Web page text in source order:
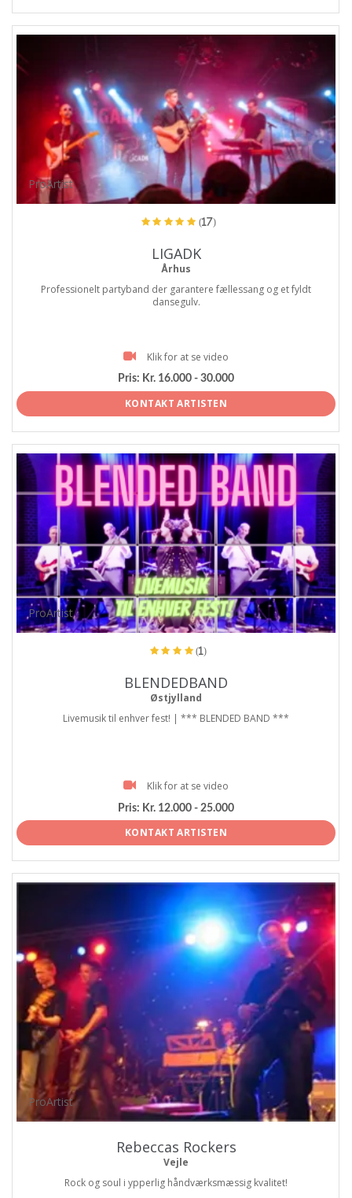
ProArtist
(17)
LIGADK
Århus
Professionelt partyband der garantere fællessang og et fyldt
dansegulv.
Klik for at se video
Pris: Kr. 16.000 - 30.000
KONTAKT ARTISTEN
ProArtist
(1)
BLENDEDBAND
Østjylland
Livemusik til enhver fest! | *** BLENDED BAND ***
Klik for at se video
Pris: Kr. 12.000 - 25.000
KONTAKT ARTISTEN
ProArtist
Rebeccas Rockers
Vejle
Rock og soul i ypperlig håndværksmæssig kvalitet!